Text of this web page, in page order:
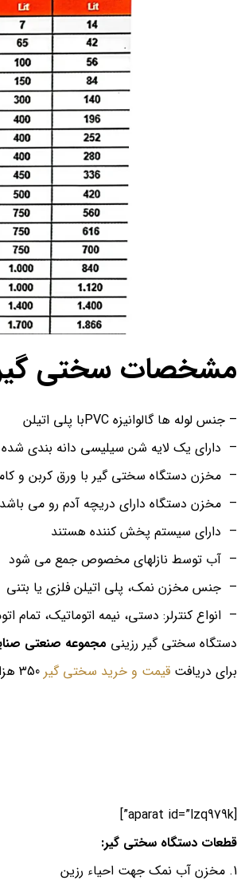
مشخصات سختی گیر
– جنس لوله ها گالوانیزه PVCبا پلی اتیلن
– دارای یک لایه شن سیلیسی دانه بندی شده
– مخزن دستگاه سختی گیر با ورق کربن و
– مخزن دستگاه دارای دریچه آدم رو می
– دارای سیستم پخش کننده هستند
– آب توسط نازلهای مخصوص جمع می شود
– جنس مخزن نمک، پلی اتیلن فلزی یا بتنی
– انواع کنترلر: دستی، نیمه اتوماتیک، تمام
دستگاه سختی گیر رزینی مجموعه صنعتی
برای دریافت قیمت و خرید سختی گیر
[aparat id=”lzq979k”]
قطعات دستگاه سختی گیر:
مخزن آب نمك جهت احیاء رزین